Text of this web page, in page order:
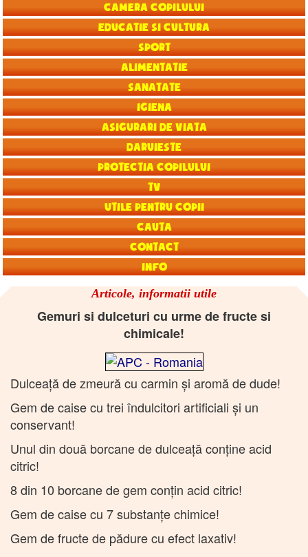
Camera copilului
Educatie si Cultura
Sport
Alimentatie
Sanatate
Igiena
Asigurari de viata
Daruieste
Protectia copilului
TV
Utile pentru copii
Cauta
Contact
Info
Articole, informatii utile
Gemuri si dulceturi cu urme de fructe si
chimicale!
Dulceaţă de zmeură cu carmin şi aromă de dude!
Gem de caise cu trei îndulcitori artificiali şi un
conservant!
Unul din două borcane de dulceaţă conţine acid
citric!
8 din 10 borcane de gem conţin acid citric!
Gem de caise cu 7 substanţe chimice!
Gem de fructe de pădure cu efect laxativ!